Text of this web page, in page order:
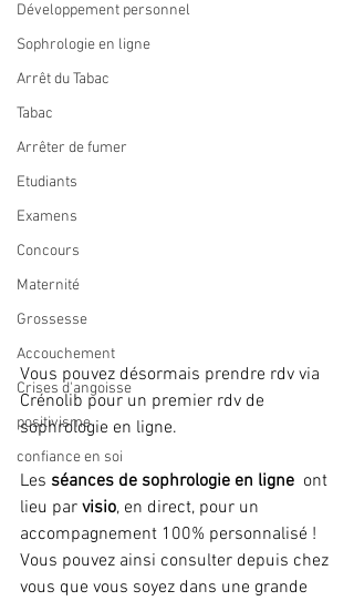
Développement personnel
Sophrologie en ligne
Arrêt du Tabac
Tabac
Arrêter de fumer
Etudiants
Examens
Concours
Maternité
Grossesse
Accouchement
Crises d'angoisse
positivisme
confiance en soi
Vous pouvez désormais prendre rdv via
Crénolib pour un premier rdv de
sophrologie en ligne.
Les séances de sophrologie en ligne
  ont
lieu par visio, en direct, pour un
accompagnement 100% personnalisé !
Vous pouvez ainsi consulter depuis chez
vous que vous soyez dans une grande